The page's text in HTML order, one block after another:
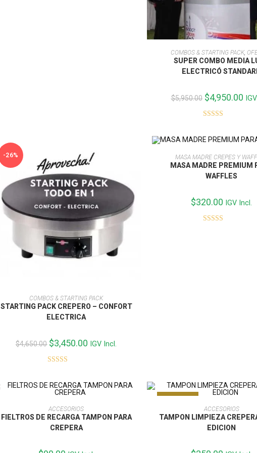
AÑADIR AL CARRITO
COMBOS & STARTING PACK,
SUPER COMBO MEDIA
ELECTRICÓ
$5,950.00 El
precio
original
era:
$4,950.00El
5.00de 5
-26%
AÑADIR AL CARRITO
COMBOS & STARTING PACK
STARTING PACK CREPERO – CONFORT
ELECTRICA
$4,650.00 El
precio
original
era:
$3,450.00 El
precio
IGV Incl.
5.00de 5
AÑADIR AL CARRITO
MASA MADRE CREPES Y
MASA MADRE PREMIUM
WAFFLES
$320.00 IGV Incl.
AÑADIR AL CARRITO
ACCESORIOS
FIELTROS DE RECARGA TAMPON PARA
CREPERA
LEER MÁS
ACCESORIOS
TAMPON LIMPIEZA
EDICION